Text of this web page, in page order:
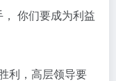
你们要成为利益
利，高层领导要